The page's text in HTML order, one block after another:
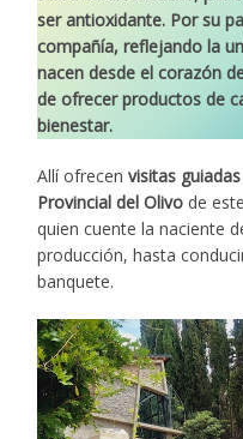
ser antioxidante. Por su
compañía, reflejando la
nacen desde el corazón
de ofrecer productos de
bienestar.
Allí ofrecenvisitas guiadas
Provincial del Olivo de
quien cuente la naciente
producción, hasta
banquete.